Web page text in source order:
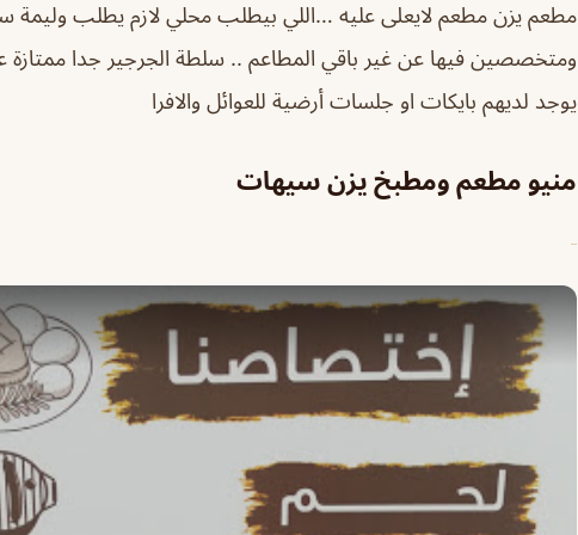
مطعم يزن مطعم لايعلى عليه …اللي بيطلب محلي لازم يطلب وليمة
ومتخصصين فيها عن غير باقي المطاعم .. سلطة الجرجير جدا ممتازة
يوجد لديهم بايكات او جلسات أرضية للعوائل والافرا
منيو مطعم ومطبخ يزن سيهات